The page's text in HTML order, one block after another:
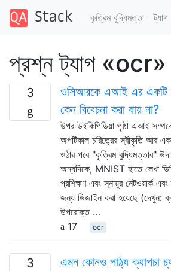
কৃত্রিম বুদ্ধিমত্তা ট্যাগ
প্রশ্ন ট্যাগ «ocr»
3
ওসিআরকে এআই এর একটি
কেন বিবেচনা করা যায় না?
উপর উইকিপিডিয়া পৃষ্ঠা এআই
অপটিকাল চরিত্রের স্বীকৃতি আর
ওঠার পরে "কৃত্রিম বুদ্ধিমত্তার"
অন্যদিকে, MNIST হাতে লেখা
প্রশিক্ষণ এবং স্নায়ুর নেটওয়ার্ক এবং
জন্য ডিজাইন করা হয়েছে (দেখুন:
উপরোক্ত …
17
ocr
3
এমন কোনও পাঠ্য ক্যাপচা